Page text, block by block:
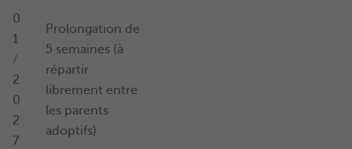
0
1
/
2
0
2
7
Prolongation de
5 semaines (à
répartir
librement entre
les parents
adoptifs)